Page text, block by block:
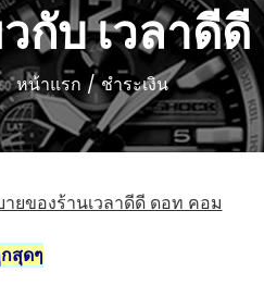
กับ เวลาดีดี
หน้าแรก ชำระเงิน
ายของร้านเวลาดีดี ดอท คอม
สุดๆ